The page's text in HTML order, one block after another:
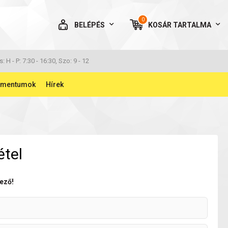
BELÉPÉS
0
KOSÁR TARTALMA
AZ ÖN KOSARA ÜRES
H - P: 7:30 - 16:30, Szo: 9 - 12
Hírek